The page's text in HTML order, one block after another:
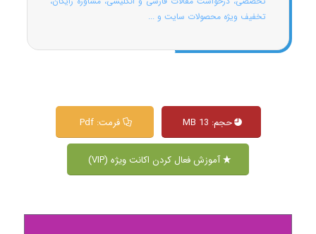
تخفیف ویژه محصولات سایت و ...
حجم: 13 MB فرمت: Pdf
آموزش فعال کردن اکانت ویژه (VIP)